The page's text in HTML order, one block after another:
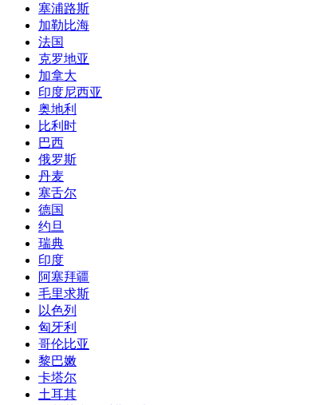
塞浦路斯
加勒比海
法国
克罗地亚
加拿大
印度尼西亚
奥地利
比利时
巴西
俄罗斯
丹麦
塞舌尔
德国
约旦
瑞典
印度
阿塞拜疆
毛里求斯
以色列
匈牙利
哥伦比亚
黎巴嫩
卡塔尔
土耳其